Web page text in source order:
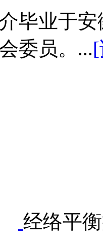
毕业于
委员。...
经络平